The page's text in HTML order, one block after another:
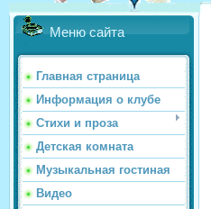
Меню сайта
Главная страница
Информация о клубе
Стихи и проза
Детская комната
Музыкальная гостиная
Видео